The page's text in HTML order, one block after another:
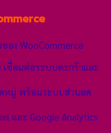
ชื่อมต่อระบบตะกร้าและ
หมู่ พร้อมระบบส่วนลด
และ Google Analytics